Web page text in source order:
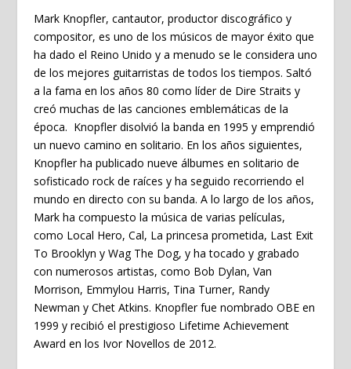
Mark Knopfler, cantautor, productor discográfico y
compositor, es uno de los músicos de mayor éxito que
ha dado el Reino Unido y a menudo se le considera uno
de los mejores guitarristas de todos los tiempos. Saltó
a la fama en los años 80 como líder de Dire Straits y
creó muchas de las canciones emblemáticas de la
época. Knopfler disolvió la banda en 1995 y emprendió
un nuevo camino en solitario. En los años siguientes,
Knopfler ha publicado nueve álbumes en solitario de
sofisticado rock de raíces y ha seguido recorriendo el
mundo en directo con su banda. A lo largo de los años,
Mark ha compuesto la música de varias películas,
como Local Hero, Cal, La princesa prometida, Last Exit
To Brooklyn y Wag The Dog, y ha tocado y grabado
con numerosos artistas, como Bob Dylan, Van
Morrison, Emmylou Harris, Tina Turner, Randy
Newman y Chet Atkins. Knopfler fue nombrado OBE en
1999 y recibió el prestigioso Lifetime Achievement
Award en los Ivor Novellos de 2012.